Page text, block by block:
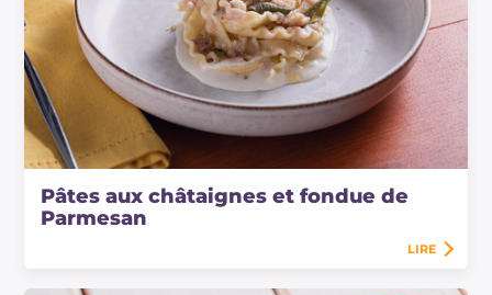
Pâtes aux châtaignes et fondue de
Parmesan
LIRE